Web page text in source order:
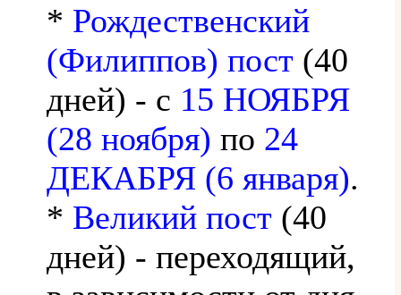
* Рождественский
(Филиппов) пост (40
дней) - с 15 НОЯБРЯ
(28 ноября) по 24
ДЕКАБРЯ (6 января).
* Великий пост (40
дней) - переходящий,